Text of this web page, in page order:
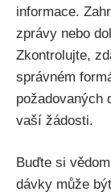
informace.
zprávy nebo
Zkontrolujte,
správném
požadovaných
vaší žádosti.
Buďte si
dávky může